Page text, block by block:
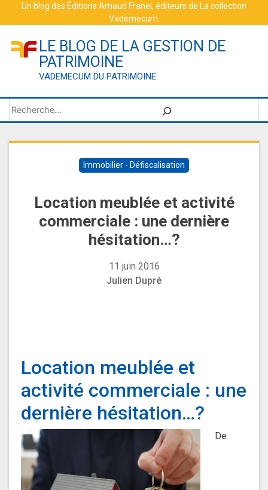
Un blog des Éditions Arnaud Franel , éditeurs de La collection
Vademecum
LE BLOG DE LA GESTION DE
PATRIMOINE
VADEMECUM DU PATRIMOINE
Rechercher
Immobilier - Défiscalisation
Location meublée et activité
commerciale : une dernière
hésitation…?
11 juin 2016
Julien Dupré
Location meublée et
activité commerciale : une
dernière hésitation…?
De